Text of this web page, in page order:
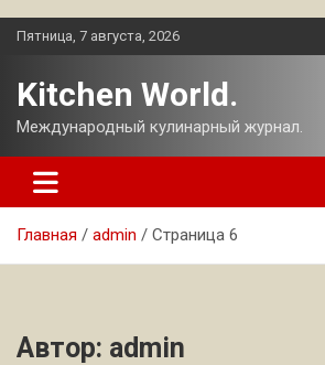
Перейти
Пятница, 7 августа, 2026
Kitchen World.
Международный кулинарный журнал.
Главная admin Страница 6
Автор: admin